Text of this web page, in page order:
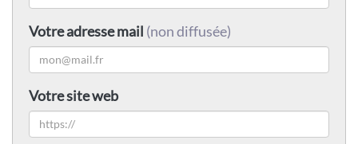
Votre adresse mail (non diffusée)
Votre site web